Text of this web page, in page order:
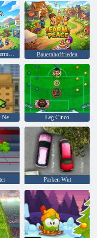
Obby, der Haustiermanager Bauernhoffrieden
Amigo Pancho 2: New York Party Leg Cinco
Parken Wut